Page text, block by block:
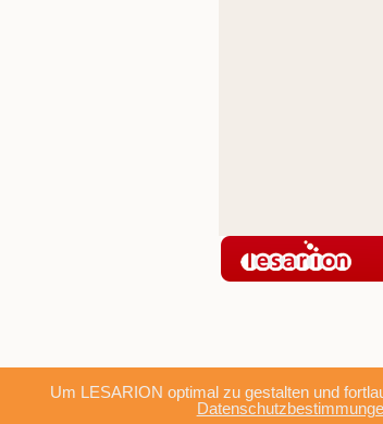
Um LESARION optimal zu gestalten und